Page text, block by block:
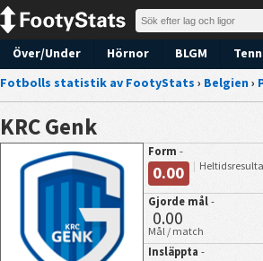
Över/Under Hörnor BLGM
Fotbolls statistik av FootyStats › Belgien›
KRC Genk
Form -
0.00
Gjorde mål -
0.00
Mål / match
Insläppta -